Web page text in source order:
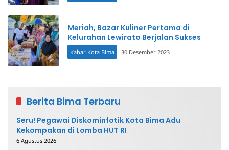
Meriah, Bazar Kuliner Pertama di
Kelurahan Lewirato Berjalan Sukses
Kabar Kota Bima 30 Desember 2023
Berita Bima Terbaru
Seru! Pegawai Diskominfotik Kota Bima Adu
Kekompakan di Lomba HUT RI
6 Agustus 2026